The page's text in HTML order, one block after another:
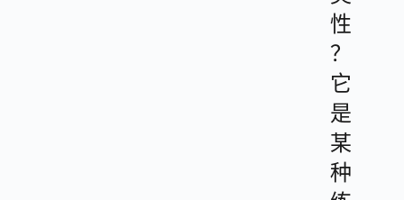
性
？
它
是
某
种